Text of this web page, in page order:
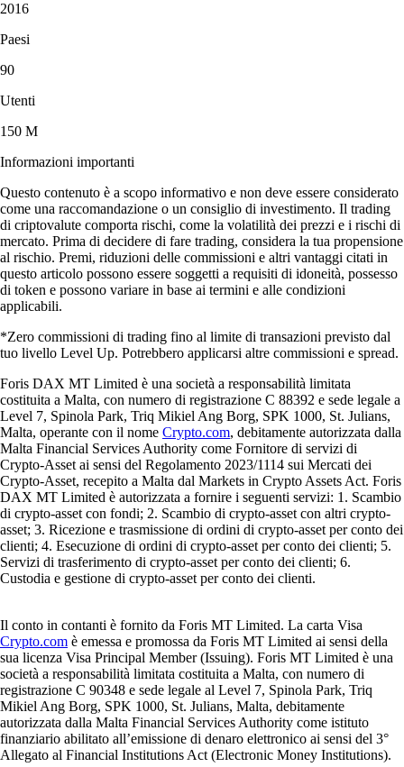
2016
Paesi
90
Utenti
150 M
Informazioni importanti
Questo contenuto è a scopo informativo e non deve essere considerato
come una raccomandazione o un consiglio di investimento. Il trading
di criptovalute comporta rischi, come la volatilità dei prezzi e i rischi di
mercato. Prima di decidere di fare trading, considera la tua propensione
al rischio. Premi, riduzioni delle commissioni e altri vantaggi citati in
questo articolo possono essere soggetti a requisiti di idoneità, possesso
di token e possono variare in base ai termini e alle condizioni
applicabili.
*Zero commissioni di trading fino al limite di transazioni previsto dal
tuo livello Level Up. Potrebbero applicarsi altre commissioni e spread.
Foris DAX MT Limited è una società a responsabilità limitata
costituita a Malta, con numero di registrazione C 88392 e sede legale a
Level 7, Spinola Park, Triq Mikiel Ang Borg, SPK 1000, St. Julians,
Malta, operante con il nome Crypto.com, debitamente autorizzata dalla
Malta Financial Services Authority come Fornitore di servizi di
Crypto-Asset ai sensi del Regolamento 2023/1114 sui Mercati dei
Crypto-Asset, recepito a Malta dal Markets in Crypto Assets Act. Foris
DAX MT Limited è autorizzata a fornire i seguenti servizi: 1. Scambio
di crypto-asset con fondi; 2. Scambio di crypto-asset con altri crypto-
asset; 3. Ricezione e trasmissione di ordini di crypto-asset per conto dei
clienti; 4. Esecuzione di ordini di crypto-asset per conto dei clienti; 5.
Servizi di trasferimento di crypto-asset per conto dei clienti; 6.
Custodia e gestione di crypto-asset per conto dei clienti.
Il conto in contanti è fornito da Foris MT Limited. La carta Visa
Crypto.com è emessa e promossa da Foris MT Limited ai sensi della
sua licenza Visa Principal Member (Issuing). Foris MT Limited è una
società a responsabilità limitata costituita a Malta, con numero di
registrazione C 90348 e sede legale al Level 7, Spinola Park, Triq
Mikiel Ang Borg, SPK 1000, St. Julians, Malta, debitamente
autorizzata dalla Malta Financial Services Authority come istituto
finanziario abilitato all’emissione di denaro elettronico ai sensi del 3°
Allegato al Financial Institutions Act (Electronic Money Institutions).